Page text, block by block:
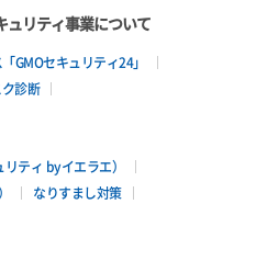
ュリティ事業について
GMOセキュリティ24」
診断
ティ byイエラエ）
なりすまし対策